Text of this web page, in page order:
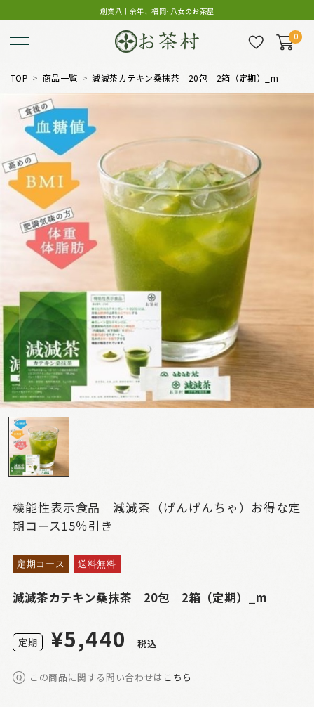
創業八十余年、福岡･八女のお茶屋
0
TOP 商品一覧 減減茶カテキン桑抹茶 20包 2箱（定期）_m
機能性表示食品 減減茶（げんげんちゃ）お得な定
期コース15％引き
定期コース 送料無料
減減茶カテキン桑抹茶 20包 2箱（定期）_m
定期 ¥5,440 税込
この商品に関する問い合わせは こちら